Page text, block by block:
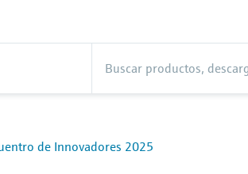
de Innovadores 2025